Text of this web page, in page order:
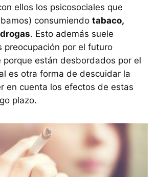
ellos los psicosociales que
consumiendo tabaco,
. Esto además suele
preocupación por el futuro
porque están desbordados por el
es otra forma de descuidar la
en cuenta los efectos de estas
plazo.